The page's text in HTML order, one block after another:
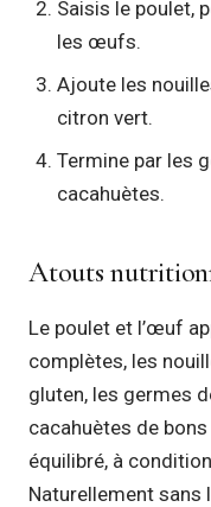
Saisis le poulet,
les œufs.
Ajoute les
citron vert.
Termine par les
cacahuètes.
Atouts
Le poulet et l’œuf
complètes, les
gluten, les germes
cacahuètes de
équilibré, à
Naturellement sans